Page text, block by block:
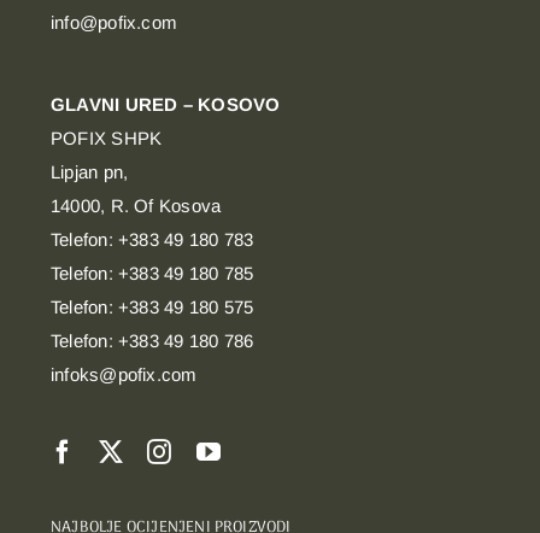
info@pofix.com
GLAVNI URED – KOSOVO
POFIX SHPK
Lipjan pn,
14000, R. Of Kosova
Telefon: +383 49 180 783
Telefon: +383 49 180 785
Telefon: +383 49 180 575
Telefon: +383 49 180 786
infoks@pofix.com
NAJBOLJE OCIJENJENI PROIZVODI